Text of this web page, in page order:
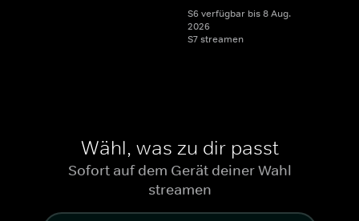
S6 verfügbar bis 8 Aug.
2026
S7 streamen
Wähl, was zu dir passt
Sofort auf dem Gerät deiner Wahl
streamen